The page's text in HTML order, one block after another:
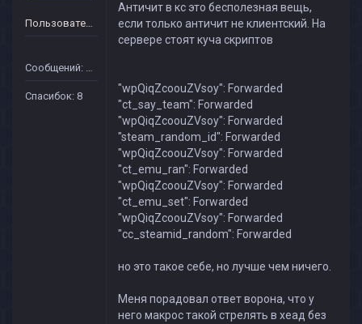
Пользователь
Сообщений: 40
Спасибок: 8
Античит в кс это бесполезная вещь,
если только античит не клиентский. На
сервере стоят куча скриптов
"wpQiqZcoouZVsoy": Forwarded
"ct_say_team": Forwarded
"wpQiqZcoouZVsoy": Forwarded
"steam_random_id": Forwarded
"wpQiqZcoouZVsoy": Forwarded
"ct_emu_ran": Forwarded
"wpQiqZcoouZVsoy": Forwarded
"ct_emu_set": Forwarded
"wpQiqZcoouZVsoy": Forwarded
"cc_steamid_random": Forwarded
но это такое себе, но лучше чем ничего.
Меня порадовал ответ ворона, что у
него макрос такой стрелять в хеад без